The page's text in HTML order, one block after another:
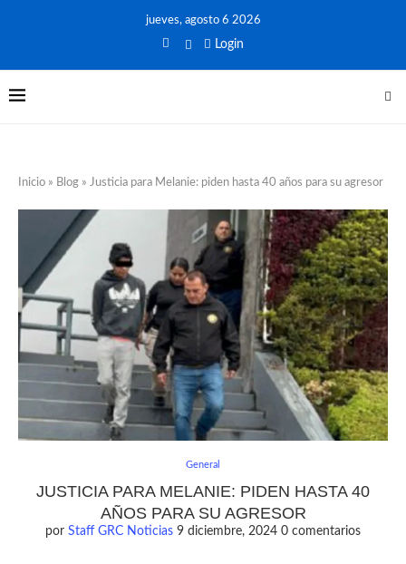
jueves, agosto 6 2026
Login
Inicio » Blog » Justicia para Melanie: piden hasta 40 años para su agresor
General
JUSTICIA PARA MELANIE: PIDEN HASTA 40
AÑOS PARA SU AGRESOR
por Staff GRC Noticias 9 diciembre, 2024 0 comentarios